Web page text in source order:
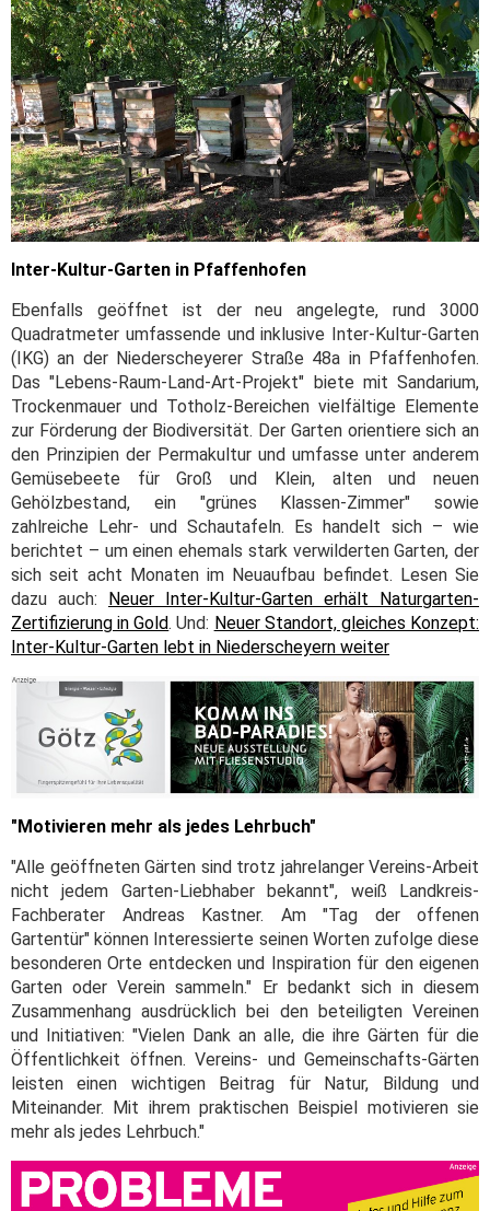
Inter-Kultur-Garten in Pfaffenhofen
Ebenfalls geöffnet ist der neu angelegte, rund 3000
Quadratmeter umfassende und inklusive Inter-Kultur-Garten
(IKG) an der Niederscheyerer Straße 48a in Pfaffenhofen.
Das "Lebens-Raum-Land-Art-Projekt" biete mit Sandarium,
Trockenmauer und Totholz-Bereichen vielfältige Elemente
zur Förderung der Biodiversität. Der Garten orientiere sich an
den Prinzipien der Permakultur und umfasse unter anderem
Gemüsebeete für Groß und Klein, alten und neuen
Gehölzbestand, ein "grünes Klassen-Zimmer" sowie
zahlreiche Lehr- und Schautafeln. Es handelt sich – wie
berichtet – um einen ehemals stark verwilderten Garten, der
sich seit acht Monaten im Neuaufbau befindet. Lesen Sie
dazu auch:
Neuer Inter-Kultur-Garten erhält Naturgarten-
Zertifizierung in Gold. Und: Neuer Standort, gleiches Konzept:
Inter-Kultur-Garten lebt in Niederscheyern weiter
"Motivieren mehr als jedes Lehrbuch"
"Alle geöffneten Gärten sind trotz jahrelanger Vereins-Arbeit
nicht jedem Garten-Liebhaber bekannt", weiß Landkreis-
Fachberater Andreas Kastner. Am "Tag der offenen
Gartentür" können Interessierte seinen Worten zufolge diese
besonderen Orte entdecken und Inspiration für den eigenen
Garten oder Verein sammeln." Er bedankt sich in diesem
Zusammenhang ausdrücklich bei den beteiligten Vereinen
und Initiativen: "Vielen Dank an alle, die ihre Gärten für die
Öffentlichkeit öffnen. Vereins- und Gemeinschafts-Gärten
leisten einen wichtigen Beitrag für Natur, Bildung und
Miteinander. Mit ihrem praktischen Beispiel motivieren sie
mehr als jedes Lehrbuch."